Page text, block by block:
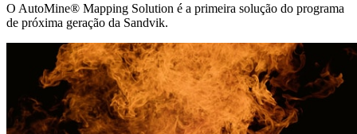
O AutoMine® Mapping Solution é a primeira solução do programa
de próxima geração da Sandvik.